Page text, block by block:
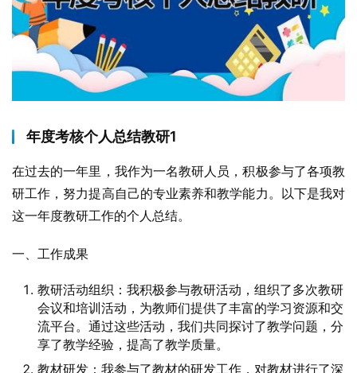
年度考核个人总结教研1
在过去的一年里，我作为一名教研人员，积极参与了各项教
研工作，努力提高自己的专业素养和教学能力。以下是我对
这一年度教研工作的个人总结。
一、工作成果
教研活动组织：我积极参与教研活动，组织了多次教研
会议和培训活动，为教师们提供了丰富的学习资源和交
流平台。通过这些活动，我们共同探讨了教学问题，分
享了教学经验，提高了教学质量。
教材研发：我参与了教材的研发工作，对教材进行了深